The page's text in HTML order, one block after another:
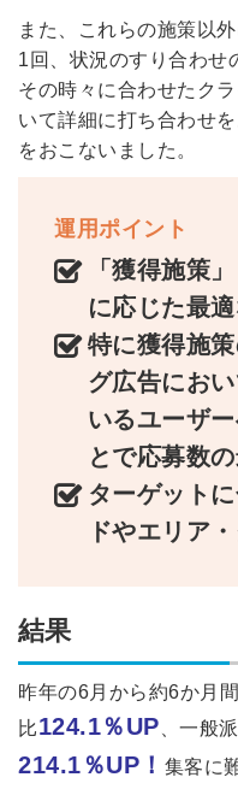
また、これらの施策以
1回、状況のすり合わせ
その時々に合わせたク
いて詳細に打ち合わせ
をおこないました。
運用ポイント
「獲得施策
に応じた最
特に獲得施
グ広告にお
いるユーザ
とで応募数
ターゲット
ドやエリア
結果
昨年の6月から約6か月
比124.1％UP 、一般
214.1％UP！ 集客に
忘れですか？
でログイン
許可なく投稿すること